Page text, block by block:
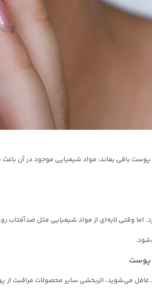
پوست باقی بماند، مواد شیمیایی موجود در
وقتی لایه‌ای از مواد شیمیایی مثل ضدآفتاب
غافل می‌شوید، اثربخشی سایر محصولات مراقبت